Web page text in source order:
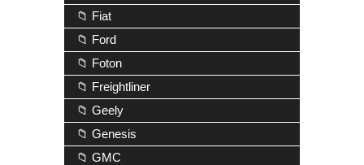
📁 Fiat
📁 Ford
📁 Foton
📁 Freightliner
📁 Geely
📁 Genesis
📁 GMC